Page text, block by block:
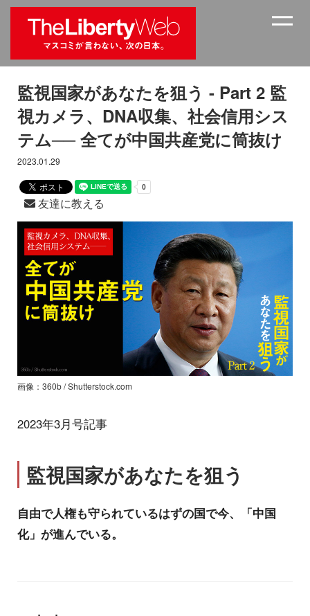
監視国家があなたを狙う - Part 2 監
視カメラ、DNA収集、社会信用シス
テム── 全てが中国共産党に筒抜け
2023.01.29
友達に教える
画像：360b / Shutterstock.com
2023年3月号記事
監視国家があなたを狙う
自由で人権も守られているはずの国で今、「中国
化」が進んでいる。